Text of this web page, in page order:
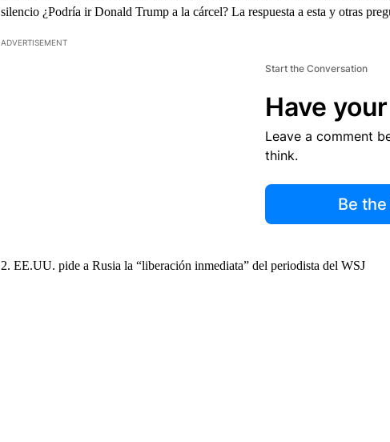
silencio ¿Podría ir Donald Trump a la cárcel? La respuesta a esta y otras
ADVERTISEMENT
Start the Conversation
Have
Leave a comment
think.
Be
2. EE.UU. pide a Rusia la “liberación inmediata” del periodista del WSJ